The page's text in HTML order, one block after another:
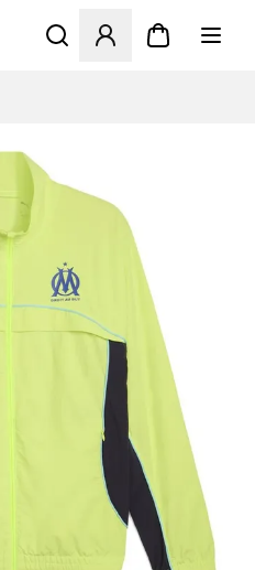
Åbner en Modal til at